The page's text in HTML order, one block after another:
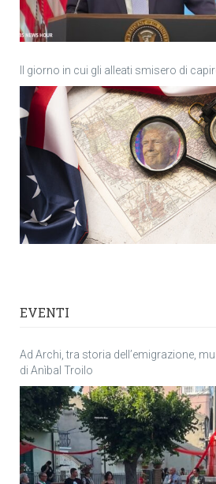
Il giorno in cui gli alleati smisero di
EVENTI
Ad Archi, tra storia dell’emigrazione,
di Anìbal Troilo